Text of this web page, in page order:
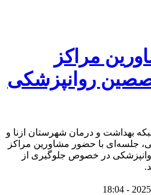
مراکز
روانپزشکی
بهداشت و درمان شهرستان ازنا و
جلسه‌ای با حضور مشاورین مراکز
در خصوص جلوگیری از